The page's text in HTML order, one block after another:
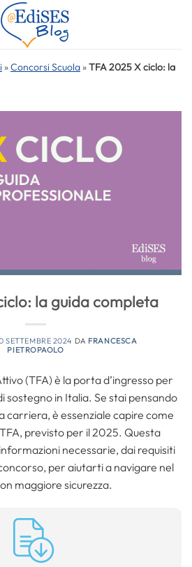
»Concorsi Scuola »TFA 2025 X ciclo: la
la guida completa
SETTEMBRE 2024 DA FRANCESCA
PIETROPAOLO
(TFA) è la porta d’ingresso per
sostegno in Italia. Se stai pensando
carriera, è essenziale capire come
previsto per il 2025. Questa
necessarie, dai requisiti
per aiutarti a navigare nel
maggiore sicurezza.